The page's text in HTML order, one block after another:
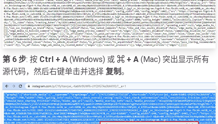
第 6 步: 按 Ctrl + A (Windows) 或 ⌘ + A (Mac) 突出显示所有
源代码，然后右键单击并选择 复制。